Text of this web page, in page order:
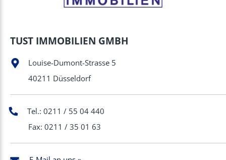
TUST IMMOBILIEN GMBH
Louise-Dumont-Strasse 5
40211 Düsseldorf
Tel.: 0211 / 55 04 440
Fax: 0211 / 35 01 63